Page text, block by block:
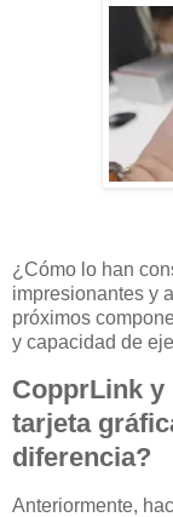
¿Cómo lo han
impresionantes y
próximos
y capacidad de
CopprLink y
tarjeta
diferencia?
Anteriormente,